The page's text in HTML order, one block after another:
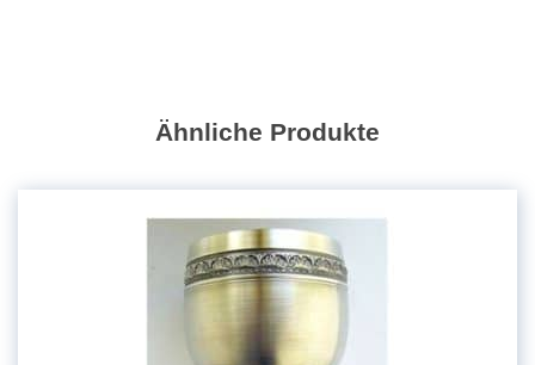
Ähnliche Produkte